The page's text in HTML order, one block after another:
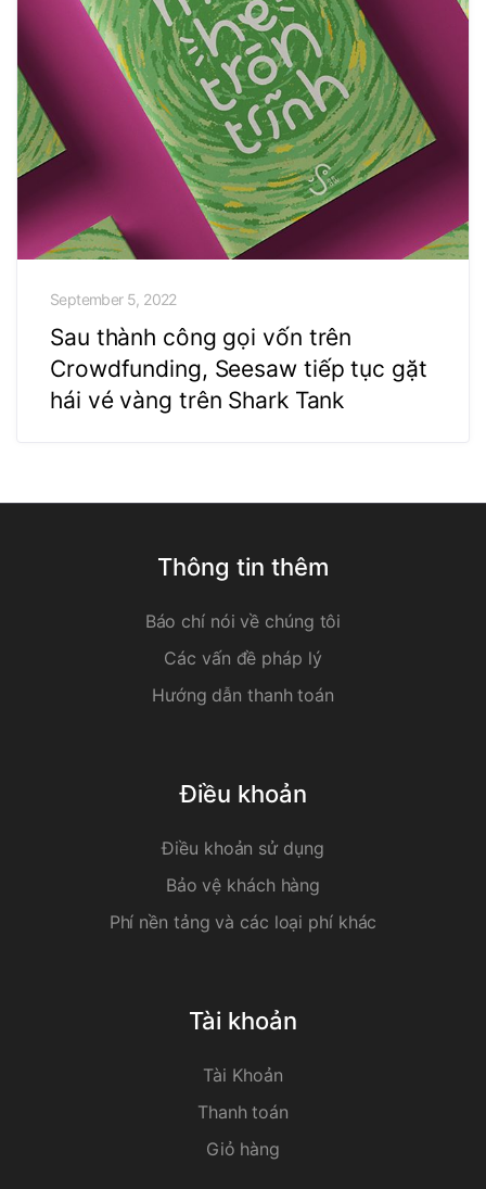
September 5, 2022
Sau thành công gọi vốn trên
Crowdfunding, Seesaw tiếp tục gặt
hái vé vàng trên Shark Tank
Thông tin thêm
Báo chí nói về chúng tôi
Các vấn đề pháp lý
Hướng dẫn thanh toán
Điều khoản
Điều khoản sử dụng
Bảo vệ khách hàng
Phí nền tảng và các loại phí khác
Tài khoản
Tài Khoản
Thanh toán
Giỏ hàng